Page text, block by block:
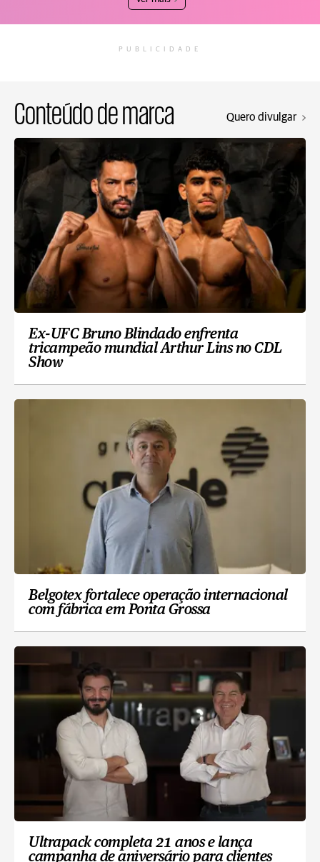
PUBLICIDADE
Conteúdo de marca Quero divulgar
Ex-UFC Bruno Blindado enfrenta
tricampeão mundial Arthur Lins no CDL
Show
Belgotex fortalece operação internacional
com fábrica em Ponta Grossa
Ultrapack completa 21 anos e lança
campanha de aniversário para clientes